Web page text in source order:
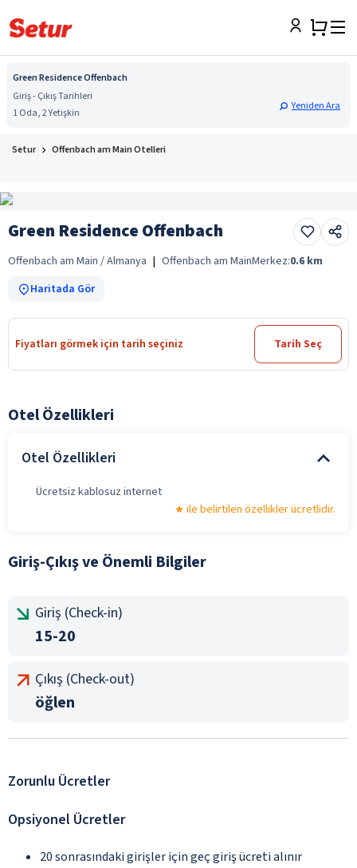
Green Residence Offenbach
Giriş - Çıkış Tarihleri
1 Oda, 2 Yetişkin
Yeniden Ara
Setur Offenbach am Main Otelleri
Green Residence Offenbach
Offenbach am Main / Almanya | Offenbach am MainMerkez:0.6 km
Haritada Gör
Fiyatları görmek için tarih seçiniz Tarih Seç
Otel Özellikleri
Otel Özellikleri
Ücretsiz kablosuz internet
ile belirtilen özellikler ücretlidir.
Giriş-Çıkış ve Önemli Bilgiler
Giriş (Check-in)
15-20
Çıkış (Check-out)
öğlen
Zorunlu Ücretler
Opsiyonel Ücretler
20 sonrasındaki girişler için geç giriş ücreti alınır